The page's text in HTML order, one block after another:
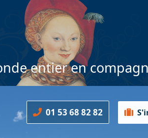
entier en
01 53 68 82 82